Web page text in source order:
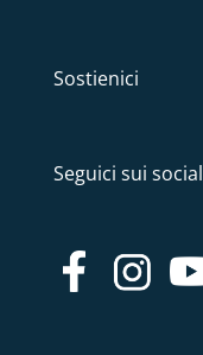
Sostienici
Seguici sui social